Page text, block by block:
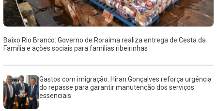
Baixo Rio Branco: Governo de Roraima realiza entrega de Cesta da
Família e ações sociais para famílias ribeirinhas
Gastos com imigração: Hiran Gonçalves reforça urgência
do repasse para garantir manutenção dos serviços
essenciais